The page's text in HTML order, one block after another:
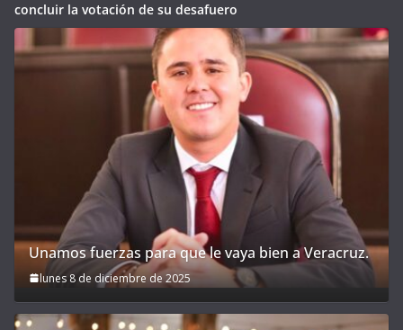
concluir la votación de su desafuero
Unamos fuerzas para que le vaya bien a Veracruz.
lunes 8 de diciembre de 2025